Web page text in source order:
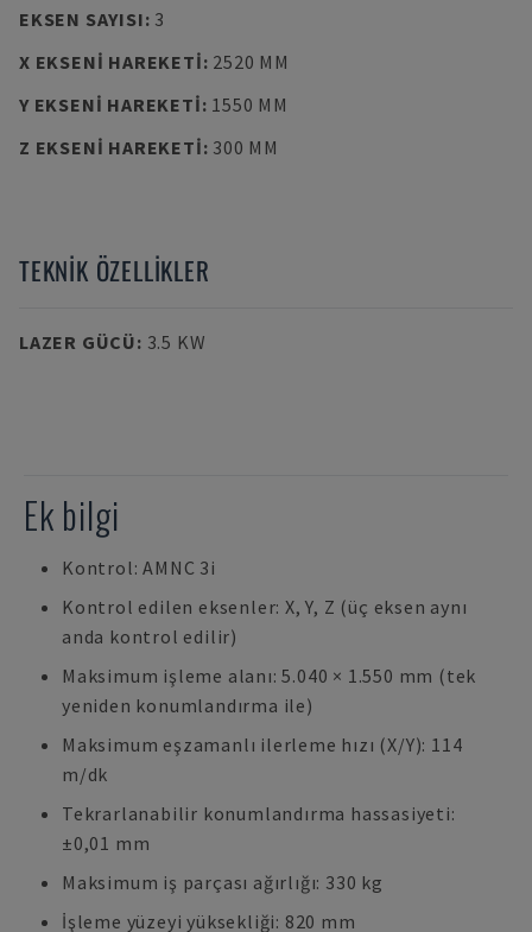
EKSEN SAYISI: 3
X EKSENI HAREKETI: 2520 MM
Y EKSENI HAREKETI: 1550 MM
Z EKSENI HAREKETI: 300 MM
TEKNIK ÖZELLIKLER
LAZER GÜCÜ: 3.5 KW
Ek bilgi
Kontrol: AMNC 3i
Kontrol edilen eksenler: X, Y, Z (üç eksen aynı
anda kontrol edilir)
Maksimum işleme alanı: 5.040 × 1.550 mm (tek
yeniden konumlandırma ile)
Maksimum eşzamanlı ilerleme hızı (X/Y): 114
m/dk
Tekrarlanabilir konumlandırma hassasiyeti:
±0,01 mm
Maksimum iş parçası ağırlığı: 330 kg
İşleme yüzeyi yüksekliği: 820 mm